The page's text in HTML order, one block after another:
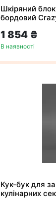
Шкіряний
бордовий
1 854 ₴
В наявності
Кук-бук для
кулінарних